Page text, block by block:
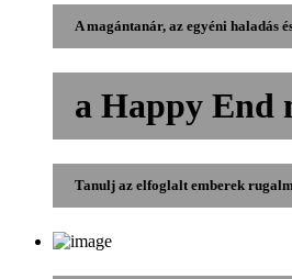
A magántanár, az egyéni haladás
a Happy End
Tanulj az elfoglalt emberek